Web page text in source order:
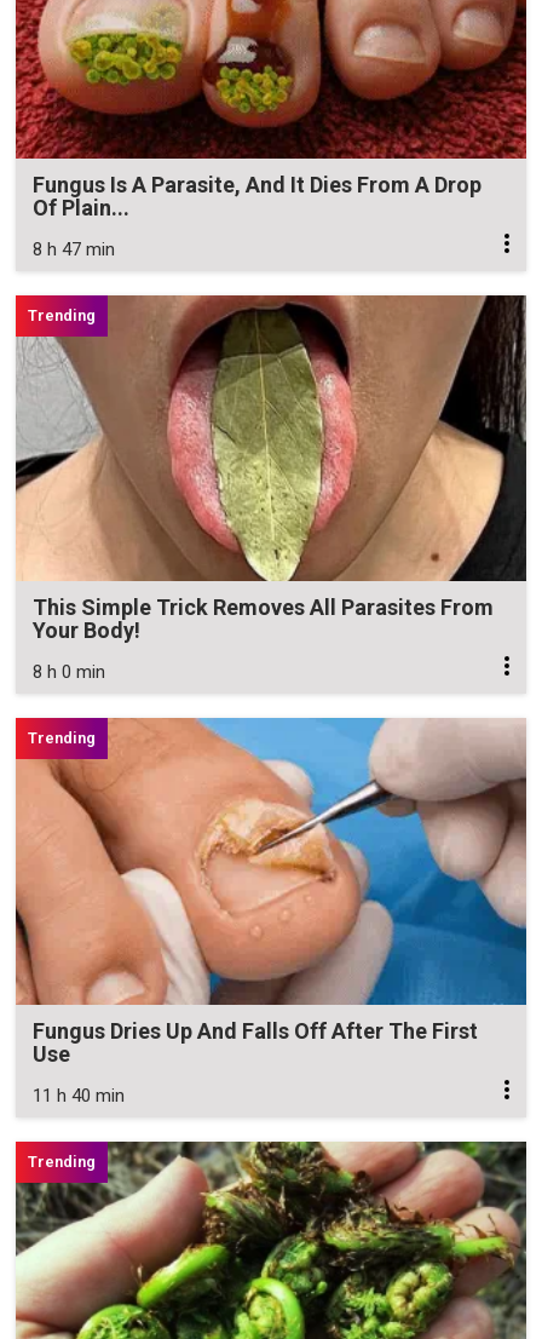
Fungus Is A Parasite, And It Dies From A Drop
Of Plain...
8 h 47 min
This Simple Trick Removes All Parasites From
Your Body!
8 h 0 min
Fungus Dries Up And Falls Off After The First
Use
11 h 40 min